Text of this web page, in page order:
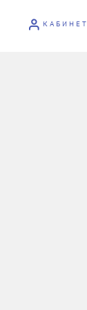
КАБИНЕТ